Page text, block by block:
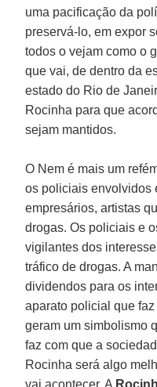
uma pacificação da
preservá-lo, em expor
todos o vejam como o
que vai, de dentro da
estado do Rio de
Rocinha para que
sejam mantidos.
O Nem é mais um
os policiais envolvidos
empresários, artistas
drogas. Os policiais e
vigilantes dos
tráfico de drogas. A
dividendos para os
aparato policial que
geram um simbolismo
faz com que a
Rocinha será algo
vai acontecer. A